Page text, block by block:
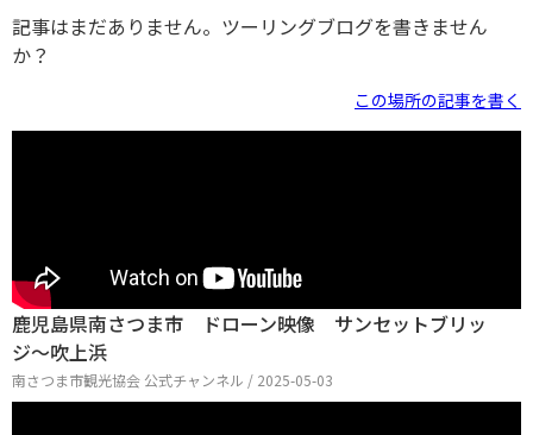
記事はまだありません。ツーリングブログを書きません
か？
この場所の記事を書く
鹿児島県南さつま市 ドローン映像 サンセットブリッ
ジ〜吹上浜
南さつま市観光協会 公式チャンネル / 2025-05-03